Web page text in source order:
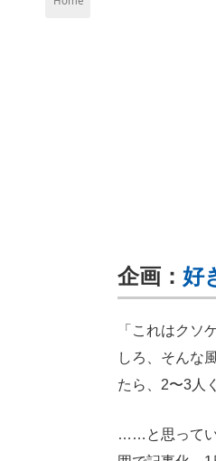
企画： 好
「これはクソ
しろ、そんな
たら、2〜3人
……と思ってい